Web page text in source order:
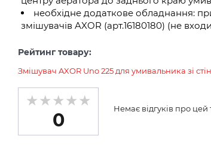
необхідне додаткове обладнання:
змішувачів AXOR (арт.16180180) (не
Рейтинг товару:
Змішувач AXOR Uno 225 для умивальника зі
0
Немає відгуків про цей